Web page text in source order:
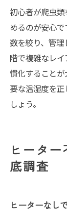
初心者が爬虫
めるのが安心
数を絞り、管
階で複雑なレ
慣化すること
要な温湿度を
しょう。
ヒータ
底調査
ヒーターなし